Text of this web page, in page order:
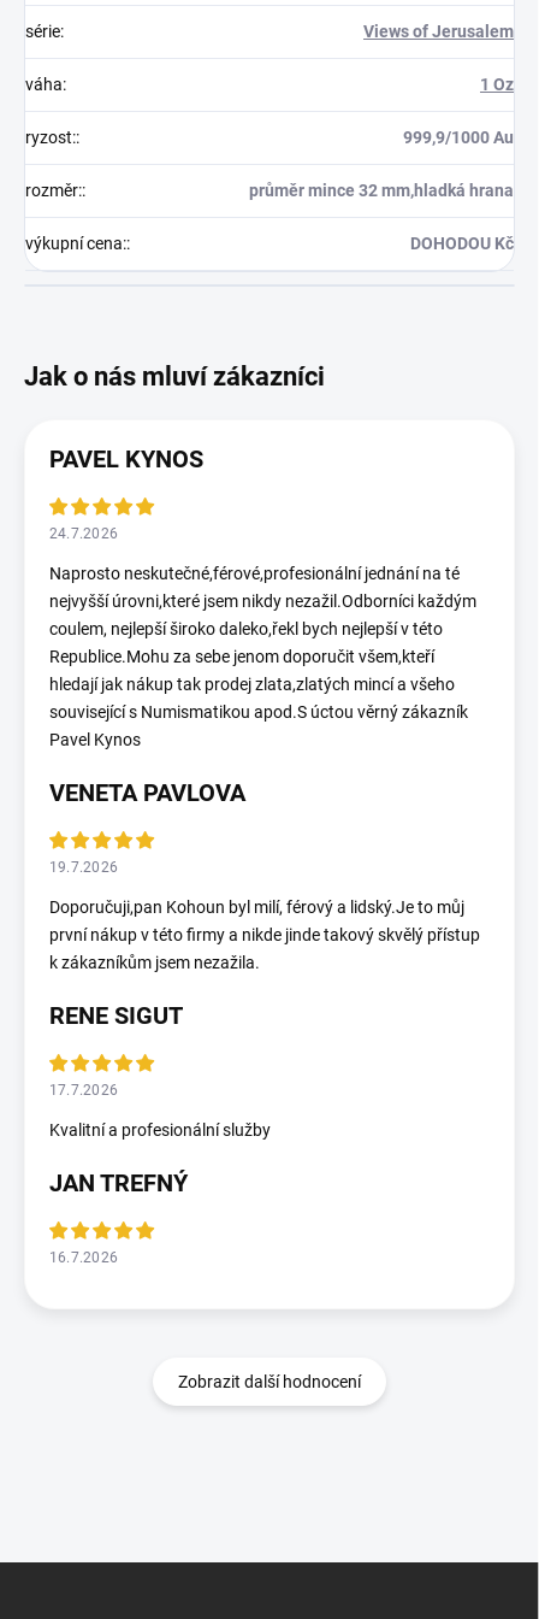
série: Views of Jerusalem
váha: 1 Oz
ryzost:: 999,9/1000 Au
rozměr:: průměr mince 32 mm,hladká hrana
výkupní cena:: DOHODOU Kč
PAVEL KYNOS
24.7.2026
Naprosto neskutečné,férové,profesionální jednání na té
nejvyšší úrovni,které jsem nikdy nezažil.Odborníci každým
coulem, nejlepší široko daleko,řekl bych nejlepší v této
Republice.Mohu za sebe jenom doporučit všem,kteří
hledají jak nákup tak prodej zlata,zlatých mincí a všeho
související s Numismatikou apod.S úctou věrný zákazník
Pavel Kynos
VENETA PAVLOVA
19.7.2026
Doporučuji,pan Kohoun byl milí, férový a lidský.Je to můj
první nákup v této firmy a nikde jinde takový skvělý přístup
k zákazníkům jsem nezažila.
RENE SIGUT
17.7.2026
Kvalitní a profesionální služby
JAN TREFNÝ
16.7.2026
Zobrazit další hodnocení